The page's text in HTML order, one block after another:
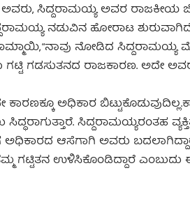
ಸಿದ್ದರಾಮಯ್ಯ ಅವರ ರಾಜಕೀಯ
ನಡುವಿನ ಹೋರಾಟ ಶುರುವಾಗಿದೆ
“ನಾವು ನೋಡಿದ ಸಿದ್ದರಾಮಯ್ಯ
ಗಡಸುತನದ ರಾಜಕಾರಣ. ಅದೇ ಅವರ
ಅಧಿಕಾರ
ಸಿದ್ದರಾಮಯ್ಯರಂತಹ
ಅಧಿಕಾರದ ಆಸೆಗಾಗಿ ಅವರು
ಗಟ್ಟಿತನ ಉಳಿಸಿಕೊಂಡಿದ್ದಾರೆ ಎಂಬುದು